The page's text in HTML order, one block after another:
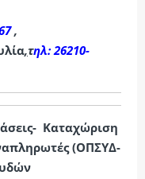
,
,τηλ:26210-
Καταχώριση
(ΟΠΣΥΔ-